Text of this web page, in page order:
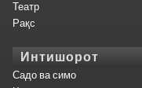
Театр
Рақс
Интишорот
Садо ва симо